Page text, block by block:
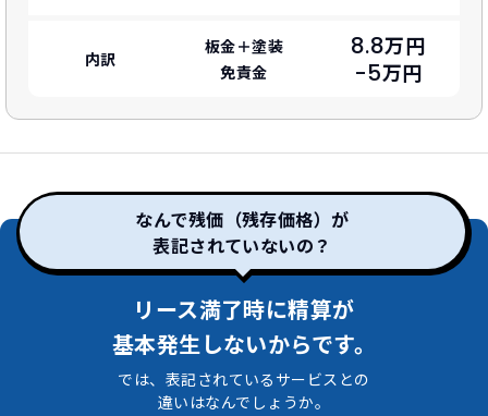
内訳
板金＋塗装
免責金
8.8万円
-5万円
なんで残価（残存価格）が
表記されていないの？
リース満了時に精算が
基本発生しないからです。
では、表記されているサービスとの
違いはなんでしょうか。